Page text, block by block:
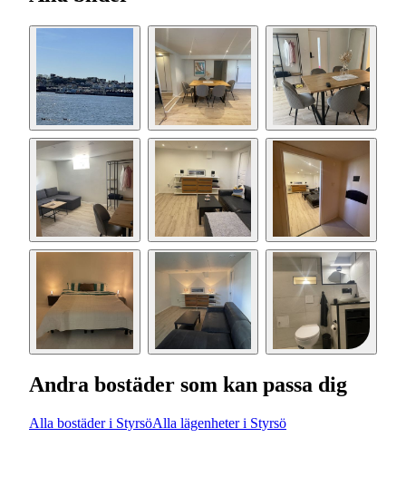
Andra bostäder som kan passa dig
Alla bostäder i StyrsöAlla lägenheter i Styrsö